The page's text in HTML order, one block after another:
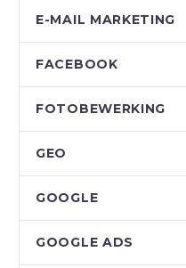
E-MAIL MARKETING
FACEBOOK
FOTOBEWERKING
GEO
GOOGLE
GOOGLE ADS